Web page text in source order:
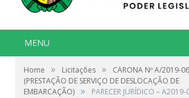
MENU
Home » Licitações »
CARONA Nº A/2019-
(PRESTAÇÃO DE SERVIÇO DE DESLOCAÇÃO DE
EMBARCAÇÃO) » PARECER JURÍDICO –